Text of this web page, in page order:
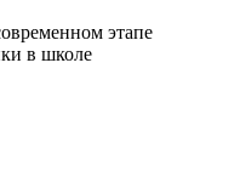
этапе
в школе